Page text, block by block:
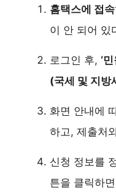
홈택스에 접속
이 안 되어 있
로그인 후, ‘
(국세 및 지방
화면 안내에
하고, 제출처
신청 정보를
튼을 클릭하